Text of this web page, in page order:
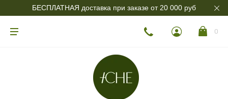
БЕСПЛАТНАЯ доставка при заказе от 20 000 руб
0